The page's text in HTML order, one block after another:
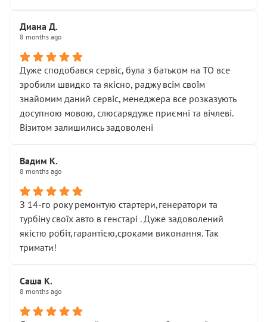
Диана Д.
8 months ago
Дуже сподобався сервіс, була з батьком на ТО все
зробили швидко та якісно, раджу всім своїм
знайомим даний сервіс, менеджера все розказують
досупною мовою, слюсарядуже приємні та вічлеві.
Візитом залишились задоволені
Вадим К.
8 months ago
З 14-го року ремонтую стартери,генератори та
турбіну своїх авто в генстарі . Дуже задоволений
якістю робіт,гарантією,сроками виконання. Так
тримати!
Саша К.
8 months ago